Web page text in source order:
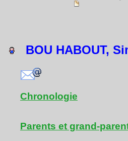
BOU HABOUT,
Chronologie
Parents et grand-